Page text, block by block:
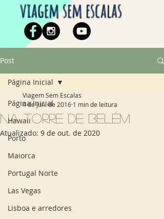
viagem sem escalas
Post
Página Inicial
Hawaii
Porto
Maiorca
Portugal Norte
Las Vegas
Lisboa e arredores
Página Inicial
Na Torre de Belém
Viagem Sem Escalas
4 de jun. de 2016 1 min de leitura
Atualizado: 9 de out. de 2020